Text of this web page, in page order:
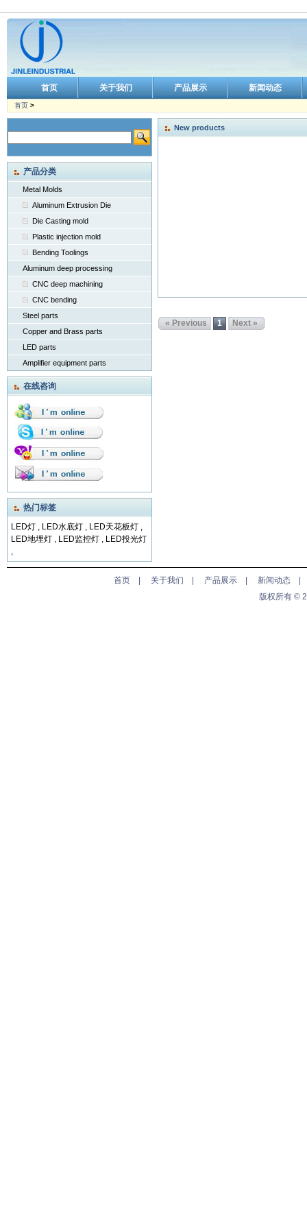
首页 关于我们 产品展示 新闻动态
首页 >
产品分类
Metal Molds
Aluminum Extrusion Die
Die Casting mold
Plastic injection mold
Bending Toolings
Aluminum deep processing
CNC deep machining
CNC bending
Steel parts
Copper and Brass parts
LED parts
Amplifier equipment parts
在线咨询
热门标签
LED灯 , LED水底灯 , LED天花板灯 ,
LED地埋灯 , LED监控灯 , LED投光灯
,
New products
« Previous 1 Next »
首页 关于我们 产品展示 新闻动态
版权所有 ©